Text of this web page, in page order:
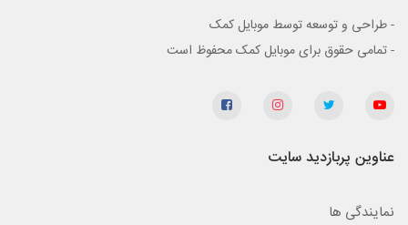
- طراحی و توسعه توسط موبایل کمک
- تمامی حقوق برای موبایل کمک محفوظ است
عناوین پربازدید سایت
نمایندگی ها